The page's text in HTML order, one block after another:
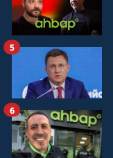
5
6